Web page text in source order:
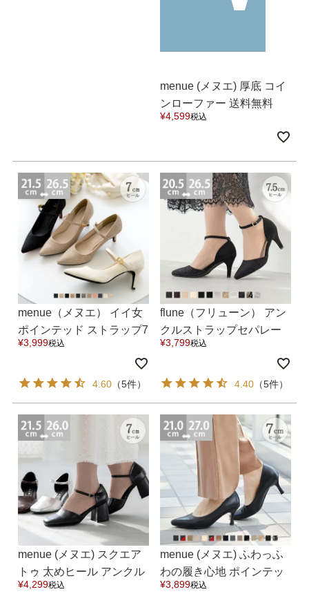
menue (メヌエ) 厚底 コイ
ンローファー 送料無料
¥4,599税込
menue（メヌエ） イイ女
ポインテッド ストラップ7
cmヒールパンプス 送料無
¥3,999税込
4.60（5件）
flune（フリューン） アン
クルストラップセパレー
トパンプス 送料無料 8月2
¥3,799税込
4.40 （5件）
menue (メヌエ) スクエア
トゥ 太めヒール アンクル
ストラップ パンプス 送料
¥4,299税込
menue (メヌエ) ふわっふ
わの履き心地 ポインテッ
ドトゥ パンプス 送料無料
¥3,899税込